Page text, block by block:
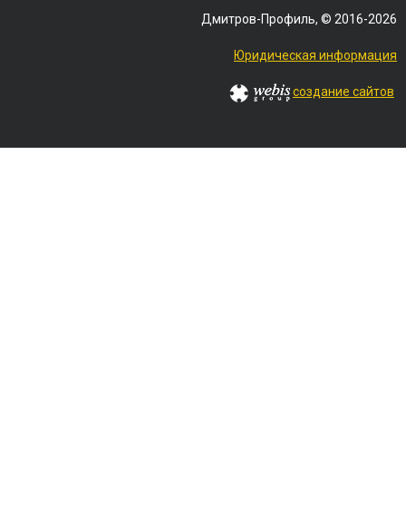
Дмитров-Профиль, © 2016-2026
Юридическая информация
создание сайтов